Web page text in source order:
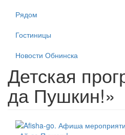
Рядом
Гостиницы
Новости Обнинска
Детская
да Пушкин!»